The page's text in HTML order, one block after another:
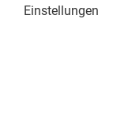
Einstellungen